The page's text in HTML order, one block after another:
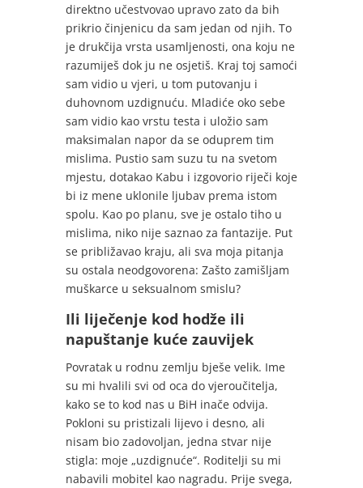
direktno učestvovao upravo zato da bih
prikrio činjenicu da sam jedan od njih. To
je drukčija vrsta usamljenosti, ona koju ne
razumiješ dok ju ne osjetiš. Kraj toj samoći
sam vidio u vjeri, u tom putovanju i
duhovnom uzdignuću. Mladiće oko sebe
sam vidio kao vrstu testa i uložio sam
maksimalan napor da se oduprem tim
mislima. Pustio sam suzu tu na svetom
mjestu, dotakao Kabu i izgovorio riječi koje
bi iz mene uklonile ljubav prema istom
spolu. Kao po planu, sve je ostalo tiho u
mislima, niko nije saznao za fantazije. Put
se približavao kraju, ali sva moja pitanja
su ostala neodgovorena: Zašto zamišljam
muškarce u seksualnom smislu?
Ili liječenje kod hodže ili
napuštanje kuće zauvijek
Povratak u rodnu zemlju bješe velik. Ime
su mi hvalili svi od oca do vjeroučitelja,
kako se to kod nas u BiH inače odvija.
Pokloni su pristizali lijevo i desno, ali
nisam bio zadovoljan, jedna stvar nije
stigla: moje „uzdignuće“. Roditelji su mi
nabavili mobitel kao nagradu. Prije svega,